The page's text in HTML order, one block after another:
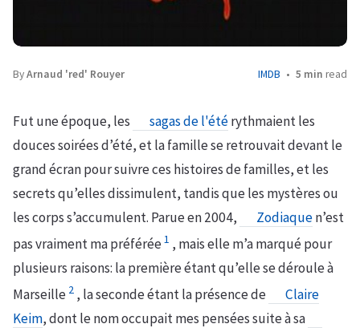
ByArnaud 'red' Rouyer IMDB 5 min read
Fut une époque, les sagas de l'étérythmaient les
douces soirées d’été, et la famille se retrouvait devant le
grand écran pour suivre ces histoires de familles, et les
secrets qu’elles dissimulent, tandis que les mystères ou
les corps s’accumulent. Parue en 2004,
Zodiaquen’est
pas vraiment ma préférée1 , mais elle m’a marqué pour
plusieurs raisons: la première étant qu’elle se déroule à
Marseille 2 , la seconde étant la présence de
Claire
Keim, dont le nom occupait mes pensées suite à sa